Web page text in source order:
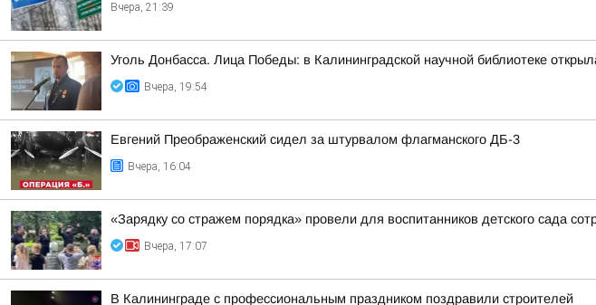
Вчера, 21:39
Уголь Донбасса. Лица Победы: в Калининградской научной библиотеке
Вчера, 19:54
Евгений Преображенский сидел за штурвалом флагманского ДБ-3
Вчера, 16:04
«Зарядку со стражем порядка» провели для воспитанников детского сада
Вчера, 17:07
В Калининграде с профессиональным праздником поздравили строителей